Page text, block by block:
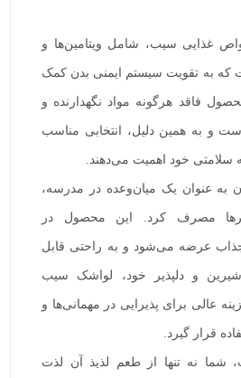
غذایی سیب، شامل ویتامین‌ها و
که به تقویت سیستم ایمنی بدن کمک
فاقد هرگونه مواد نگهدارنده و
و به همین دلیل، انتخابی مناسب
سلامتی خود اهمیت می‌دهند.
به عنوان یک میان‌وعده در مدرسه،
مصرف کرد. این محصول در
جذاب عرضه می‌شود و به راحتی قابل
و دلپذیر خود، لواشک سیب
عالی برای پذیرایی در مهمانی‌ها و
قرار گیرد.
شما نه تنها از طعم لذیذ آن لذت